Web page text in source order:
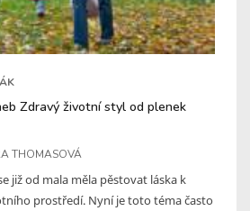
Zdravý životní styl od plenek
THOMASOVÁ
již od mala měla pěstovat láska k
prostředí. Nyní je toto téma často